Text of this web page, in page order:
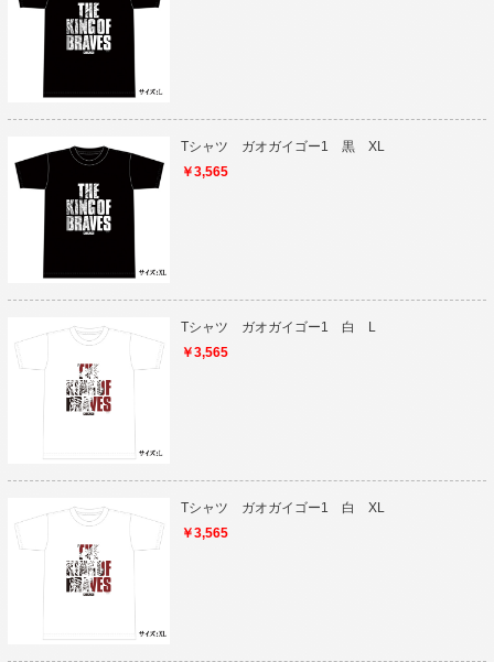
Tシャツ ガオガイゴー1 黒 XL
￥3,565
Tシャツ ガオガイゴー1 白 L
￥3,565
Tシャツ ガオガイゴー1 白 XL
￥3,565